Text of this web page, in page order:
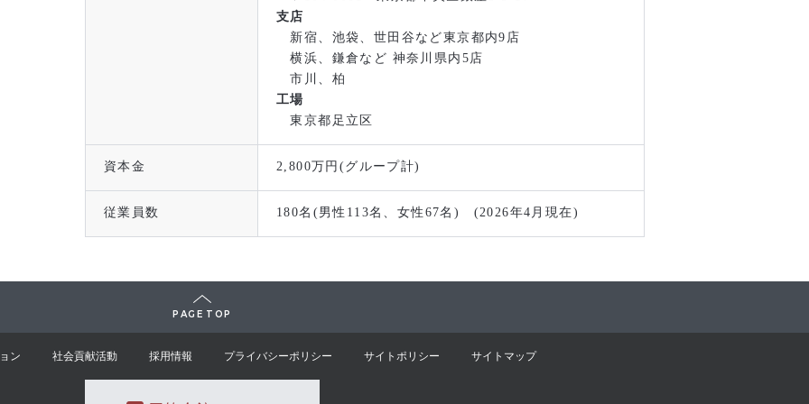
支店
新宿、池袋、世田谷など東京都内9店
横浜、鎌倉など 神奈川県内5店
市川、柏
工場
東京都足立区
資本金 2,800万円(グループ計)
従業員数 180名(男性113名、女性67名) (2026年4月現在)
PAGE TOP
ン 社会貢献活動 採用情報 プライバシーポリシー サイトポリシー サイトマップ